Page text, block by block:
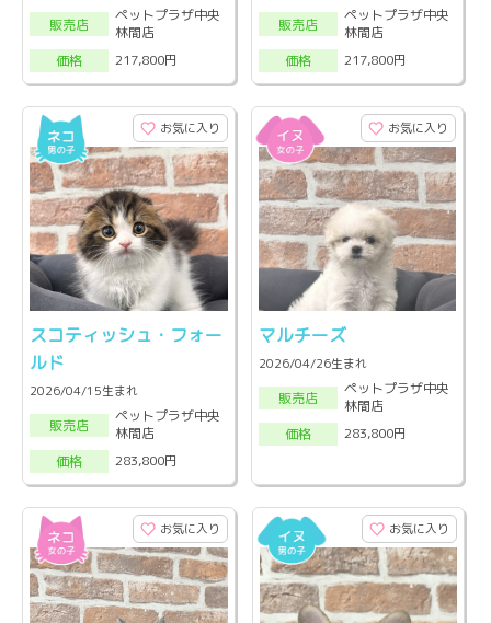
販売店
ペットプラザ中央
林間店
価格
217,800円
販売店
ペットプラザ中央
林間店
価格
217,800円
お気に入り
スコティッシュ・フォー
ルド
2026/04/15生まれ
販売店
ペットプラザ中央
林間店
価格
283,800円
お気に入り
マルチーズ
2026/04/26生まれ
販売店
ペットプラザ中央
林間店
価格
283,800円
お気に入り お気に入り